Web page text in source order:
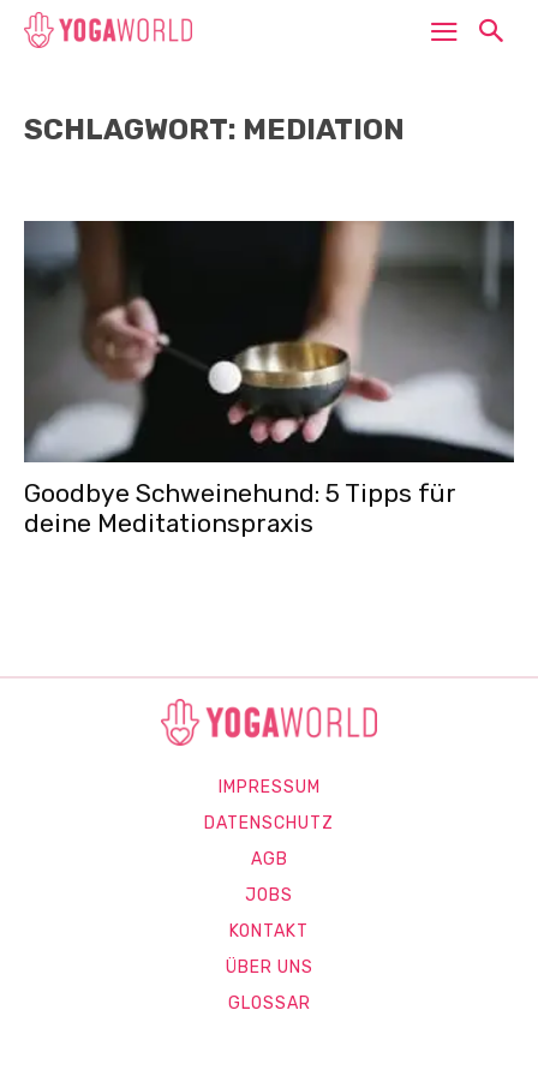
SCHLAGWORT: MEDIATION
Goodbye Schweinehund: 5 Tipps für
deine Meditationspraxis
IMPRESSUM
DATENSCHUTZ
AGB
JOBS
KONTAKT
ÜBER UNS
GLOSSAR